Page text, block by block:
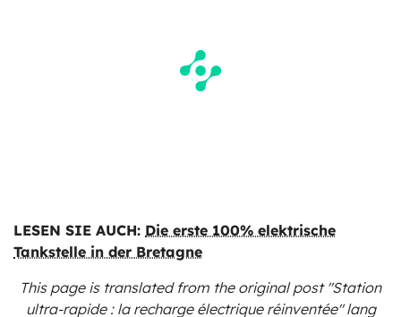
LESEN SIE AUCH: Die erste 100% elektrische
Tankstelle in der Bretagne
This page is translated from the originalpost "Station
ultra-rapide : la recharge électrique réinventée"lang